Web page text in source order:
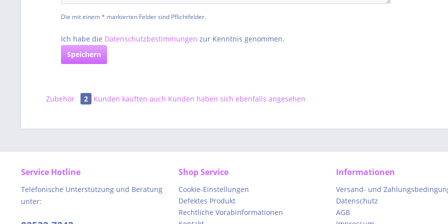
Die mit einem * markierten Felder sind Pflichtfelder.
Ich habe die Datenschutzbestimmungen zur Kenntnis genommen.
Speichern
Zubehör 2 Kunden kauften auch Kunden haben sich ebenfalls angesehen
Service Hotline
Telefonische Unterstützung und Beratung
unter:
Shop Service
Cookie-Einstellungen
Defektes Produkt
Rechtliche Vorabinformationen
Informationen
Versand- und
Datenschutz
AGB